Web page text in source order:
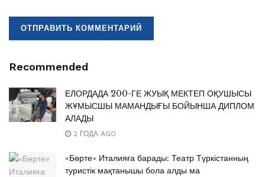
Recommended
ЕЛОРДАДА 200-ГЕ ЖУЫҚ МЕКТЕП ОҚУШЫСЫ
ЖҰМЫСШЫ МАМАНДЫҒЫ БОЙЫНША ДИПЛОМ
АЛАДЫ
2 ГОДА AGO
«Бөрте» Италияға барады: Театр Түркістанның
туристік мақтанышы бола алды ма